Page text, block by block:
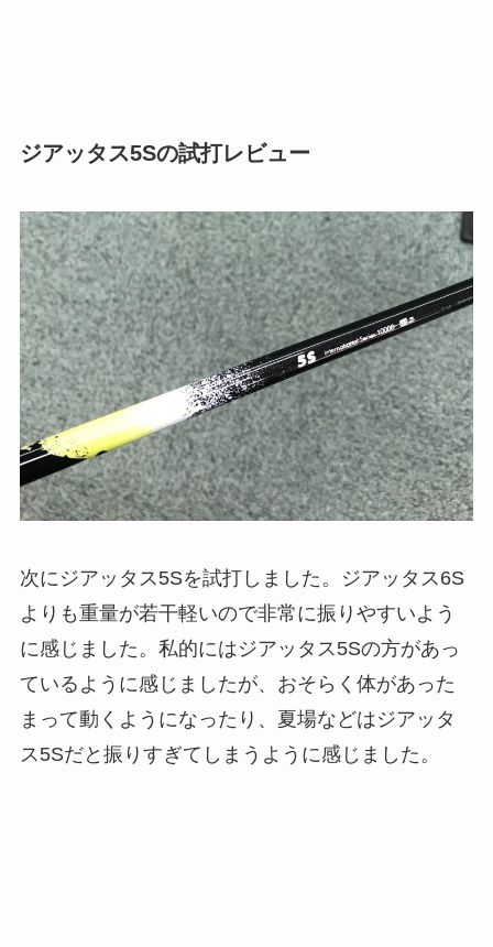
ジアッタス5Sの試打レビュー
次にジアッタス5Sを試打しました。ジアッタス6S
よりも重量が若干軽いので非常に振りやすいよう
に感じました。私的にはジアッタス5Sの方があっ
ているように感じましたが、おそらく体があった
まって動くようになったり、夏場などはジアッタ
ス5Sだと振りすぎてしまうように感じました。